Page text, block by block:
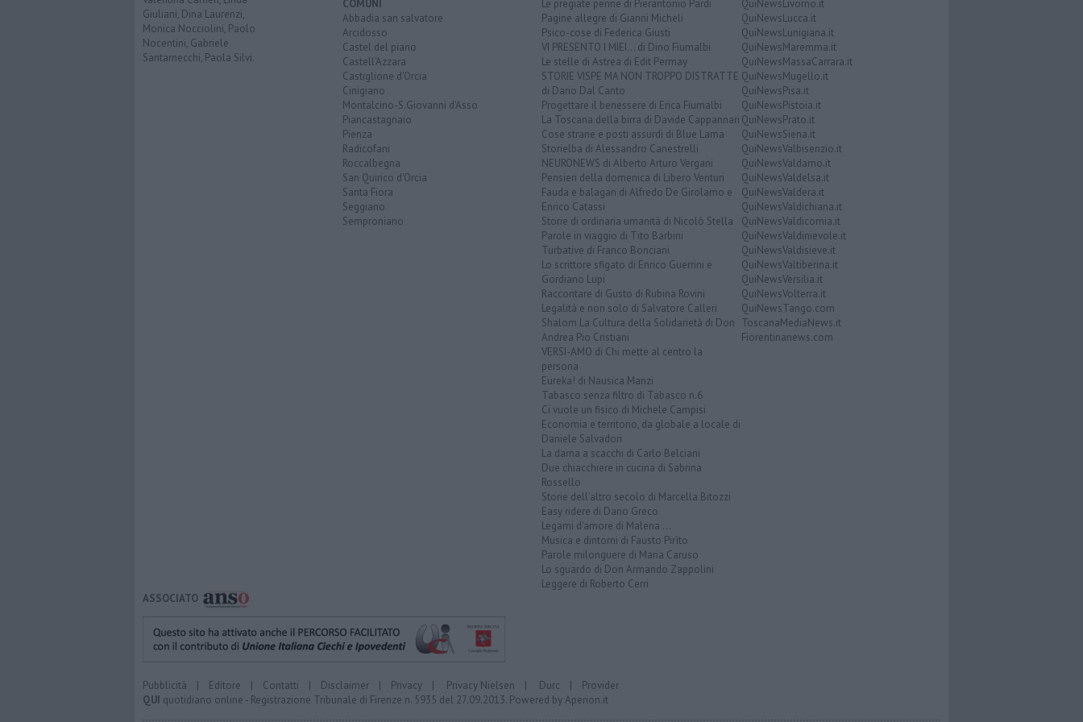
Giuliani, Dina Laurenzi,
Monica Nocciolini, Paolo
Nocentini, Gabriele
Santarnecchi, Paola Silvi.
COMUNI
Abbadia san salvatore
Arcidosso
Castel del piano
Castell'Azzara
Castiglione d'Orcia
Cinigiano
Montalcino-S.Giovanni d'Asso
Piancastagnaio
Pienza
Radicofani
Roccalbegna
San Quirico d'Orcia
Santa Fiora
Seggiano
Semproniano
Le pregiate penne di Pierantonio Pardi
Pagine allegre di Gianni Micheli
Psico-cose di Federica Giusti
VI PRESENTO I MIEI... di Dino Fiumalbi
Le stelle di Astrea di Edit Permay
STORIE VISPE MA NON TROPPO DISTRATTE
di Dario Dal Canto
Progettare il benessere di Erica Fiumalbi
La Toscana della birra di Davide Cappannari
Cose strane e posti assurdi di Blue Lama
Storielba di Alessandro Canestrelli
NEURONEWS di Alberto Arturo Vergani
Pensieri della domenica di Libero Venturi
Fauda e balagan di Alfredo De Girolamo e
Enrico Catassi
Storie di ordinaria umanità di Nicolò Stella
Parole in viaggio di Tito Barbini
Turbative di Franco Bonciani
Lo scrittore sfigato di Enrico Guerrini e
Gordiano Lupi
Raccontare di Gusto di Rubina Rovini
Legalità e non solo di Salvatore Calleri
Shalom La Cultura della Solidarietà di Don
Andrea Pio Cristiani
VERSI-AMO di Chi mette al centro la
persona
Eureka! di Nausica Manzi
Tabasco senza filtro di Tabasco n.6
Ci vuole un fisico di Michele Campisi
Economia e territorio, da globale a locale di
Daniele Salvadori
La dama a scacchi di Carlo Belciani
Due chiacchiere in cucina di Sabrina
Rossello
Storie dell'altro secolo di Marcella Bitozzi
Easy ridere di Dario Greco
Legami d'amore di Malena ...
Musica e dintorni di Fausto Pirìto
Parole milonguere di Maria Caruso
Lo sguardo di Don Armando Zappolini
Leggere di Roberto Cerri
QuiNewsLivorno.it
QuiNewsLucca.it
QuiNewsLunigiana.it
QuiNewsMaremma.it
QuiNewsMassaCarrara.it
QuiNewsMugello.it
QuiNewsPisa.it
QuiNewsPistoia.it
QuiNewsPrato.it
QuiNewsSiena.it
QuiNewsValbisenzio.it
QuiNewsValdarno.it
QuiNewsValdelsa.it
QuiNewsValdera.it
QuiNewsValdichiana.it
QuiNewsValdicornia.it
QuiNewsValdinievole.it
QuiNewsValdisieve.it
QuiNewsValtiberina.it
QuiNewsVersilia.it
QuiNewsVolterra.it
QuiNewsTango.com
ToscanaMediaNews.it
Fiorentinanews.com
ASSOCIATO
Pubblicità | Editore | Contatti | Disclaimer | Privacy | Privacy Nielsen | Durc | Provider
QUI quotidiano online - Registrazione Tribunale di Firenze n. 5935 del 27.09.2013. Powered byAperion.it